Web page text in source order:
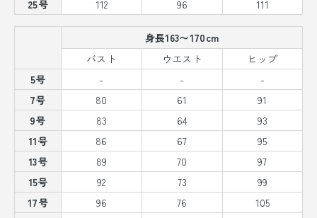
25号
112 96 111
身長163〜170cm
バスト
ウエスト
ヒップ
5号
- -
-
7号
80 61
91
9号
83 64
93
11号
86 67
95
13号
89 70
97
15号
92 73
99
17号
96 76
105